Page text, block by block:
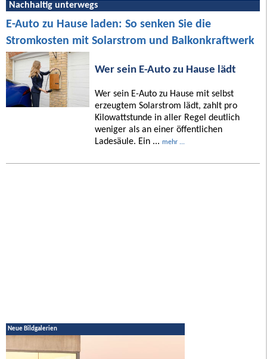
Nachhaltig unterwegs
E-Auto zu Hause laden: So senken Sie die
Stromkosten mit Solarstrom und Balkonkraftwerk
Wer sein E-Auto zu Hause lädt
Wer sein E-Auto zu Hause mit selbst
erzeugtem Solarstrom lädt, zahlt pro
Kilowattstunde in aller Regel deutlich
weniger als an einer öffentlichen
Ladesäule. Ein ... mehr ...
Neue Bildgalerien